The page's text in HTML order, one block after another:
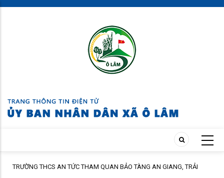
Skip
AN TỨC THAM QUAN BẢO TÀNG AN GIANG, TRẢI
XÃ Ô LÂM TỔ